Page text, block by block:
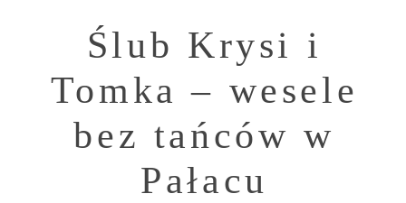
Ślub Krysi i
Tomka – wesele
bez tańców w
Pałacu